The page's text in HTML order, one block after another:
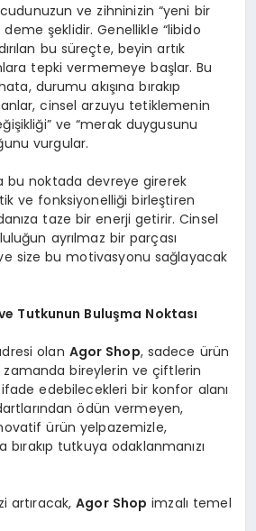
ve zihninizin “yeni bir
şeklidir. Genellikle “libido
bu süreçte, beyin artık
tepki vermemeye başlar. Bu
durumu akışına bırakıp
cinsel arzuyu tetiklemenin
ve “merak duygusunu
vurgular.
bu noktada devreye girerek
ve fonksiyonelliği birleştiren
taze bir enerji getirir. Cinsel
ayrılmaz bir parçası
size bu motivasyonu sağlayacak
Tutkunun Buluşma Noktası
olan Agor Shop, sadece ürün
zamanda bireylerin ve çiftlerin
edebilecekleri bir konfor alanı
ödün vermeyen,
ürün yelpazemizle,
bırakıp tutkuya odaklanmanızı
artıracak,Agor Shop imzalı temel